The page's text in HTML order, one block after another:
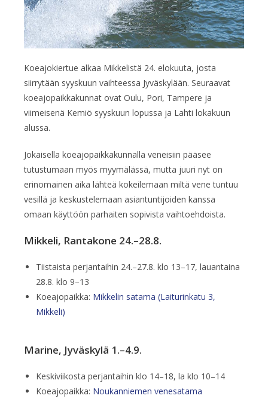
Koeajokiertue alkaa Mikkelistä 24. elokuuta, josta
siirrytään syyskuun vaihteessa Jyväskylään. Seuraavat
koeajopaikkakunnat ovat Oulu, Pori, Tampere ja
viimeisenä Kemiö syyskuun lopussa ja Lahti lokakuun
alussa.
Jokaisella koeajopaikkakunnalla veneisiin pääsee
tutustumaan myös myymälässä, mutta juuri nyt on
erinomainen aika lähteä kokeilemaan miltä vene tuntuu
vesillä ja keskustelemaan asiantuntijoiden kanssa
omaan käyttöön parhaiten sopivista vaihtoehdoista.
Mikkeli, Rantakone 24.–28.8.
Tiistaista perjantaihin 24.–27.8. klo 13–17, lauantaina
28.8. klo 9–13
Koeajopaikka: Mikkelin satama (Laiturinkatu 3,
Mikkeli)
Marine, Jyväskylä 1.–4.9.
Keskiviikosta perjantaihin klo 14–18, la klo 10–14
Koeajopaikka: Noukanniemen venesatama